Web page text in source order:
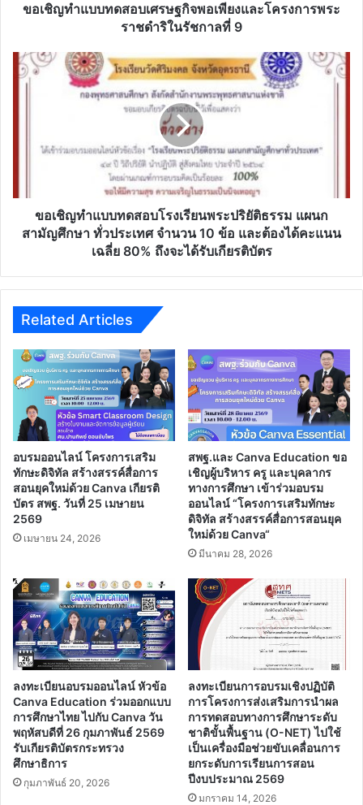
โครงการ
ใน
รัชกาล
ขอเชิญทำแบบทดสอบเศรษฐกิจพอเพียงและโครงการพระ
ราชดำริในรัชกาลที่ 9
ขอ
เชิญ
โรงเรียน
ธรรม
แผนก
สามัญ
ประเทศ
10
ข้อ
และ
ต้อง
ได้
คะแนน
เฉลี่ย
80%
ถึง
จะ
ได้
รับ
เกียรติ
บัตร
ขอเชิญทำแบบทดสอบโรงเรียนพระปริยัติธรรม แผนก
สามัญศึกษา ทั่วประเทศ จำนวน 10 ข้อ และต้องได้คะแนน
เฉลี่ย 80% ถึงจะได้รับเกียรติบัตร
Related Articles
อบรมออนไลน์ โครงการเสริม
ทักษะดิจิทัล สร้างสรรค์สื่อการ
สอนยุคใหม่ด้วย Canva เกียรติ
บัตร สพฐ. วันที่ 25 เมษายน
2569
เมษายน 24, 2026
สพฐ.และ Canva Education ขอ
เชิญผู้บริหาร ครู และบุคลากร
ทางการศึกษา เข้าร่วมอบรม
ออนไลน์ “โครงการเสริมทักษะ
ดิจิทัล สร้างสรรค์สื่อการสอนยุค
ใหม่ด้วย Canva“
มีนาคม 28, 2026
ลงทะเบียนอบรมออนไลน์ หัวข้อ
Canva Education ร่วมออกแบบ
การศึกษาไทย ไปกับ Canva วัน
พฤหัสบดีที่ 26 กุมภาพันธ์ 2569
รับเกียรติบัตรกระทรวง
ศึกษาธิการ
กุมภาพันธ์ 20, 2026
ลงทะเบียนการอบรมเชิงปฏิบัติ
การโครงการส่งเสริมการนำผล
การทดสอบทางการศึกษาระดับ
ชาติขั้นพื้นฐาน (O-NET) ไปใช้
เป็นเครื่องมือช่วยขับเคลื่อนการ
ยกระดับการเรียนการสอน
ปีงบประมาณ 2569
มกราคม 14, 2026